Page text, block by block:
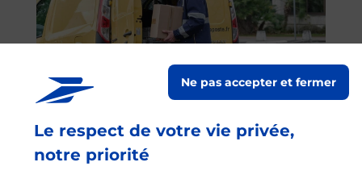
Le respect de votre vie privée,
notre priorité
Ne pas accepter et fermer
Envoyer un colis
Vous souhaitez envoyer un colis depuis : TOURS
RABELAIS (37000) ? Découvrez toutes les